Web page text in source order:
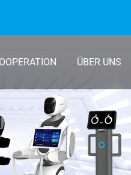
ÜBER UNS